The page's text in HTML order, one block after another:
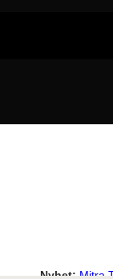
Nyhet: Mitra